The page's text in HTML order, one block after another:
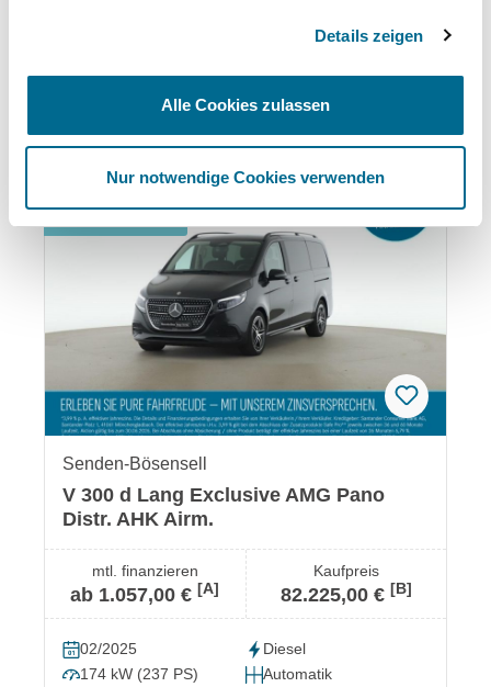
Details zeigen
Alle Cookies zulassen
Nur notwendige Cookies verwenden
Das könnte Ihnen auch gefallen:
Produktgalerie überspringen
Senden-Bösensell
V 300 d Lang Exclusive AMG Pano
Distr. AHK Airm.
mtl. finanzieren
ab 1.057,00 €[A]
Kaufpreis
82.225,00 € [B]
02/2025
Diesel
174 kW (237 PS)
Automatik